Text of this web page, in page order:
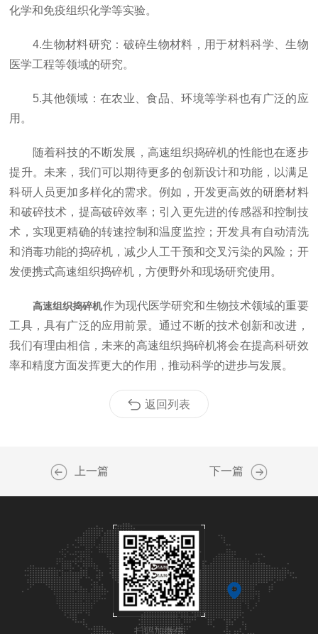
化学和免疫组织化学等实验。
4.生物材料研究：破碎生物材料，用于材料科学、生物
医学工程等领域的研究。
5.其他领域：在农业、食品、环境等学科也有广泛的应
用。
随着科技的不断发展，高速组织捣碎机的性能也在逐步
提升。未来，我们可以期待更多的创新设计和功能，以满足
科研人员更加多样化的需求。例如，开发更高效的研磨材料
和破碎技术，提高破碎效率；引入更先进的传感器和控制技
术，实现更精确的转速控制和温度监控；开发具有自动清洗
和消毒功能的捣碎机，减少人工干预和交叉污染的风险；开
发便携式高速组织捣碎机，方便野外和现场研究使用。
高速组织捣碎机作为现代医学研究和生物技术领域的重要
工具，具有广泛的应用前景。通过不断的技术创新和改进，
我们有理由相信，未来的高速组织捣碎机将会在提高科研效
率和精度方面发挥更大的作用，推动科学的进步与发展。
返回列表
上一篇 下一篇
扫码加微信